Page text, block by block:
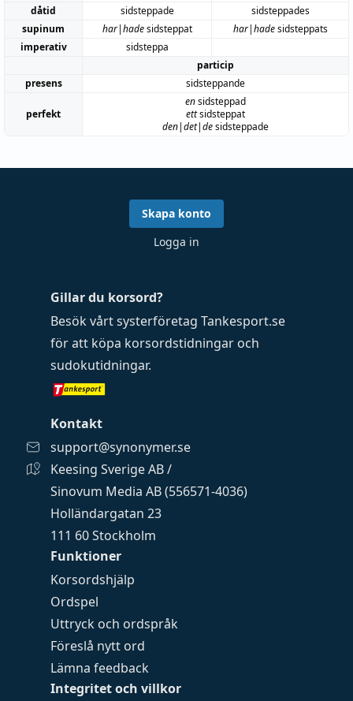
dåtid
sidsteppade
sidsteppades
supinum
har|hadesidsteppat har|hadesidsteppats
imperativ
sidsteppa
particip
presens
sidsteppande
perfekt
ensidsteppad
ettsidsteppat
den|det|desidsteppade
Funktioner
Korsordshjälp
Ordspel
Uttryck och ordspråk
Föreslå nytt ord
Lämna feedback
Integritet och villkor
Gillar du korsord?
Besök vårt systerföretag Tankesport.se
för att köpa korsordstidningar och
sudokutidningar.
Kontakt
support@synonymer.se
Keesing Sverige AB /
Sinovum Media AB (556571-4036)
Holländargatan 23
111 60 Stockholm
Skapa konto
Logga in